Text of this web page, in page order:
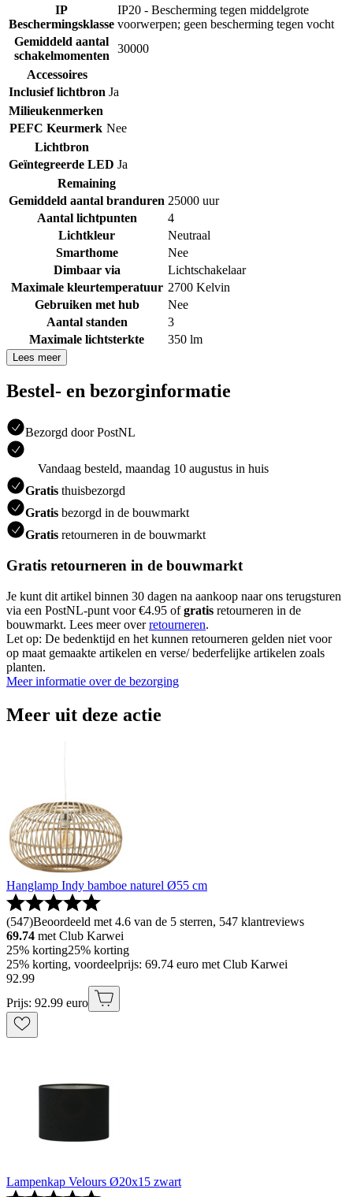
IP
Beschermingsklasse
IP20 - Bescherming tegen middelgrote
voorwerpen; geen bescherming tegen vocht
Gemiddeld aantal
schakelmomenten
30000
Accessoires
Inclusief lichtbron Ja
Milieukenmerken
PEFC Keurmerk Nee
Lichtbron
Geïntegreerde LED Ja
Remaining
Gemiddeld aantal branduren 25000 uur
Aantal lichtpunten
4
Lichtkleur
Neutraal
Smarthome
Nee
Dimbaar via
Lichtschakelaar
Maximale kleurtemperatuur 2700 Kelvin
Gebruiken met hub
Nee
Aantal standen
3
Maximale lichtsterkte
350 lm
Lees meer
Bestel- en bezorginformatie
Bezorgd door PostNL
Vandaag besteld, maandag 10 augustus in huis
Gratis thuisbezorgd
Gratis bezorgd in de bouwmarkt
Gratis retourneren in de bouwmarkt
Gratis retourneren in de bouwmarkt
Je kunt dit artikel binnen 30 dagen na aankoop naar ons terugsturen
via een PostNL-punt voor €4.95 ofgratis retourneren in de
bouwmarkt. Lees meer overretourneren.
Let op: De bedenktijd en het kunnen retourneren gelden niet voor
op maat gemaakte artikelen en verse/ bederfelijke artikelen zoals
planten.
Meer informatie over de bezorging
Meer uit deze actie
Hanglamp Indy bamboe naturel Ø55 cm
(547)Beoordeeld met 4.6 van de 5 sterren, 547 klantreviews
69.74 met Club Karwei
25% korting25% korting
25% korting, voordeelprijs: 69.74 euro met Club Karwei
92.99
Prijs: 92.99 euro
Lampenkap Velours Ø20x15 zwart